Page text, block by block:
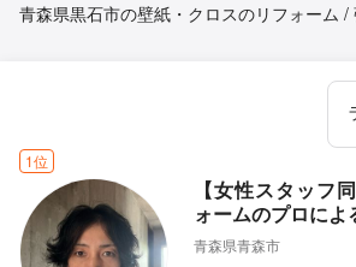
青森県黒石市の壁紙・クロスのリフォーム /
1位
【女性スタッフ
ォームのプロによ
青森県青森市